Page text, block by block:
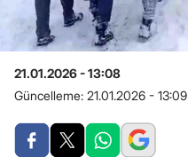
21.01.2026 - 13:08
Güncelleme: 21.01.2026 - 13:09